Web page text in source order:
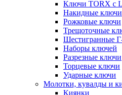
Ключи TORX с
Накидные ключи
Рожковые ключи
Трещоточные
Шестигранные
Наборы ключей
Разрезные ключи
Торцевые ключи
Ударные ключи
Молотки, кувалды и
Киянки